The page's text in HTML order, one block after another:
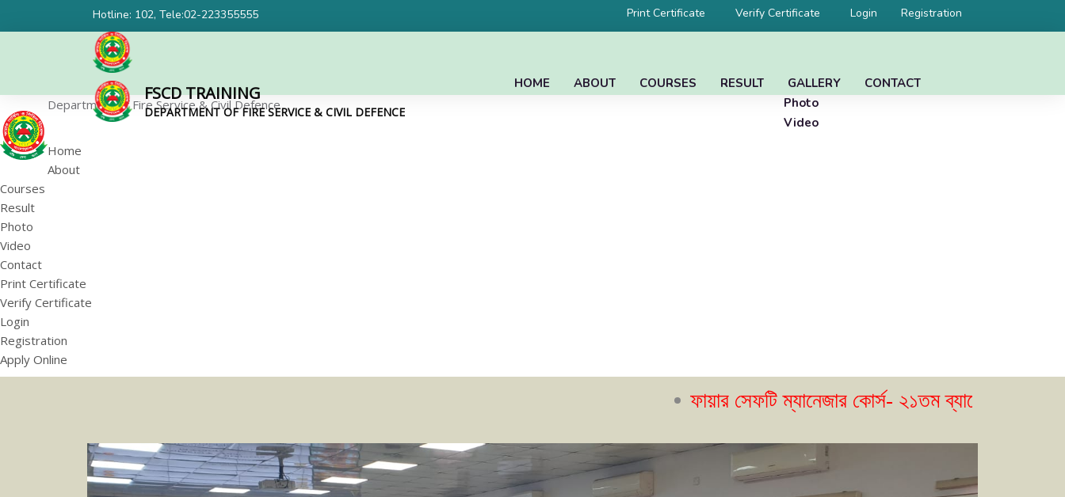
Hotline: 102, Tele:02-223355555 Print Certificate Verify Certificate Login Registration
FSCD TRAINING
DEPARTMENT OF FIRE SERVICE & CIVIL DEFENCE
CONTACT
GALLERY
Photo
Video
RESULT
COURSES
ABOUT
HOME
Department of Fire Service & Civil Defence
Home
About
Courses
Result
Photo
Video
Contact
Print Certificate
Verify Certificate
Login
Registration
Apply Online
ফায়ার সেফটি ম্যানেজার কোর্স- ২১তম ব্যাচের ভর্তি বিজ্ঞপ্তি